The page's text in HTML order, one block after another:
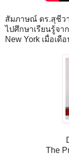
สัมภาษณ์ ดร.สุชีว
ไปศึกษาเรียนรู้จา
New York เมื่อเดื
The